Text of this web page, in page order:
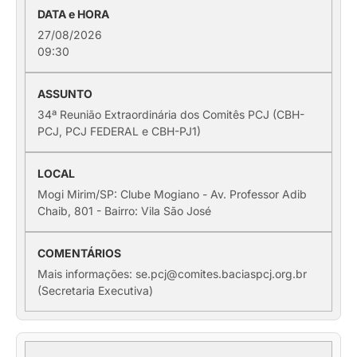
27/08/2026
09:30
34ª Reunião Extraordinária dos Comitês PCJ (CBH-
PCJ, PCJ FEDERAL e CBH-PJ1)
Mogi Mirim/SP: Clube Mogiano - Av. Professor Adib
Chaib, 801 - Bairro: Vila São José
Mais informações: se.pcj@comites.baciaspcj.org.br
(Secretaria Executiva)